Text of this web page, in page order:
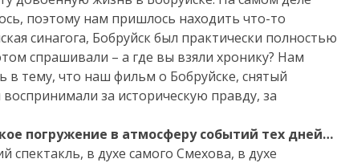
поэтому нам пришлось находить что-то
синагога, Бобруйск был практически полностью
спрашивали – а где вы взяли хронику? Нам
в тему, что наш фильм о Бобруйске, снятый
за историческую правду, за
погружение в атмосферу событий тех дней…
спектакль, в духе самого Смехова, в духе